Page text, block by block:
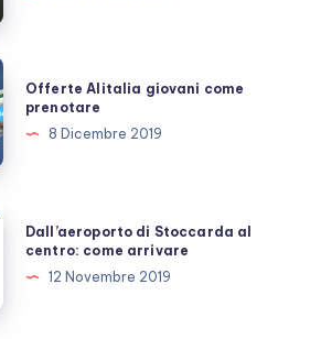
Offerte Alitalia giovani come
prenotare
8 Dicembre 2019
Dall’aeroporto di Stoccarda al
centro: come arrivare
12 Novembre 2019